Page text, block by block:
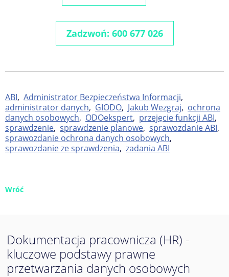
Zadzwoń: 600 677 026
ABI, Administrator Bezpieczeństwa Informacji,
administrator danych, GIODO, Jakub Wezgraj, ochrona
danych osobowych, ODOekspert, przejęcie funkcji ABI,
sprawdzenie, sprawdzenie planowe, sprawozdanie ABI,
sprawozdanie ochrona danych osobowych,
sprawozdanie ze sprawdzenia, zadania ABI
Wróć
Dokumentacja pracownicza (HR) -
kluczowe podstawy prawne
przetwarzania danych osobowych